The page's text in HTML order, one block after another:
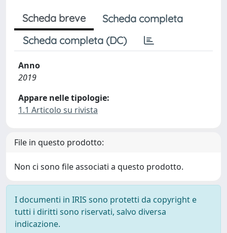
Scheda breve
Scheda completa
Scheda completa (DC)
Anno
2019
Appare nelle tipologie:
1.1 Articolo su rivista
File in questo prodotto:
Non ci sono file associati a questo prodotto.
I documenti in IRIS sono protetti da copyright e
tutti i diritti sono riservati, salvo diversa
indicazione.